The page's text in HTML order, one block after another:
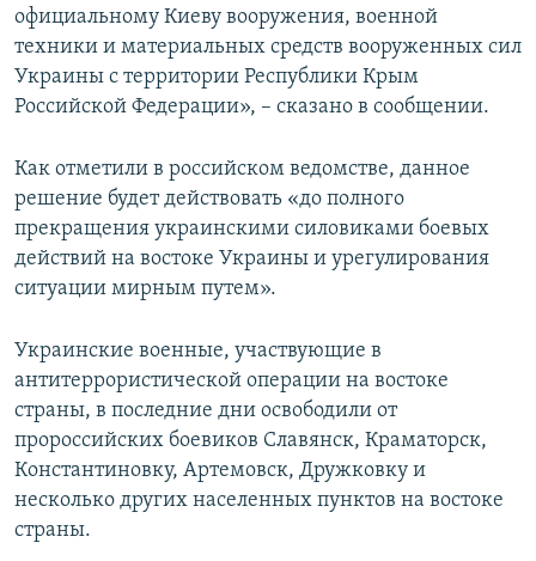
официальному Киеву вооружения, военной
техники и материальных средств вооруженных сил
Украины с территории Республики Крым
Российской Федерации», – сказано в сообщении.
Как отметили в российском ведомстве, данное
решение будет действовать «до полного
прекращения украинскими силовиками боевых
действий на востоке Украины и урегулирования
ситуации мирным путем».
Украинские военные, участвующие в
антитеррористической операции на востоке
страны, в последние дни освободили от
пророссийских боевиков Славянск, Краматорск,
Константиновку, Артемовск, Дружковку и
несколько других населенных пунктов на востоке
страны.